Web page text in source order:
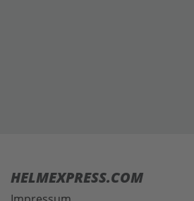
HELMEXPRESS.COM